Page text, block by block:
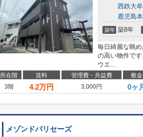
西鉄大
鹿児島
築年 築8年
毎日綺麗な眺
の高い物件で
ウエ...
所在階 賃料 管理費・共益費 敷金
3階
4.2万円 3,000円 0ヶ
メゾンドパリセーズ